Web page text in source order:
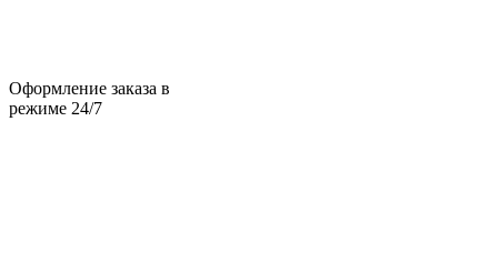
Оформление заказа в
режиме 24/7